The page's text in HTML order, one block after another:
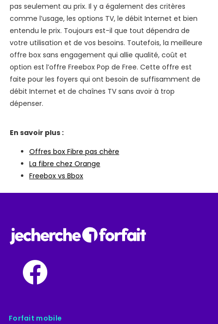
pas seulement au prix. Il y a également des critères
comme l’usage, les options TV, le débit Internet et bien
entendu le prix. Toujours est-il que tout dépendra de
votre utilisation et de vos besoins. Toutefois, la meilleure
offre box sans engagement qui allie qualité, coût et
option est l’offre Freebox Pop de Free. Cette offre est
faite pour les foyers qui ont besoin de suffisamment de
débit Internet et de chaînes TV sans avoir à trop
dépenser.
En savoir plus :
Offres box Fibre pas chère
La fibre chez Orange
Freebox vs Bbox
Forfait mobile